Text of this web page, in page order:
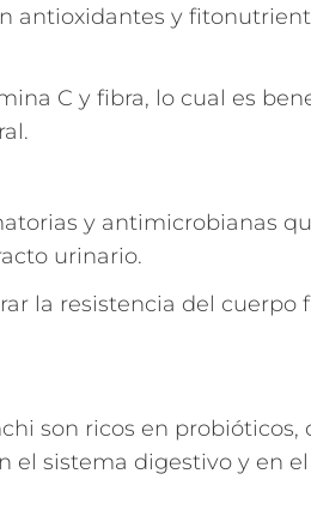
antioxidantes y
C y fibra, lo cual es
y antimicrobianas
urinario.
la resistencia del cuerpo
son ricos en probióticos,
el sistema digestivo y en